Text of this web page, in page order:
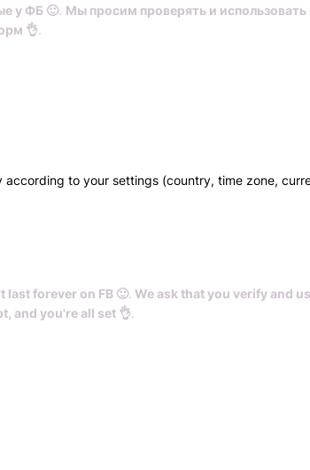
у ФБ 🙂. Мы просим проверять и
👌.
to your settings (country, time zone,
last forever on FB 🙂. We ask that you verify and
and you're all set 👌.